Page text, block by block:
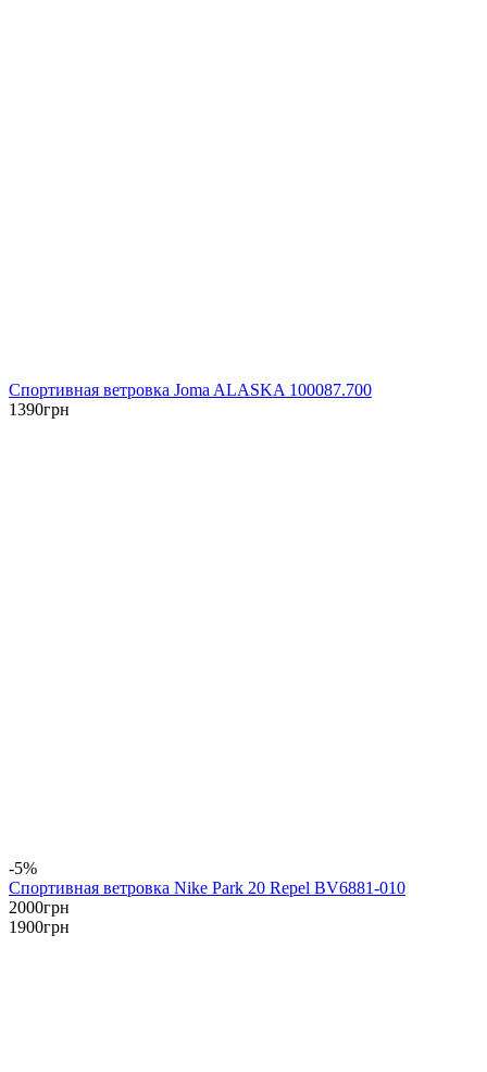
Спортивная ветровка Joma ALASKA 100087.700
1390грн
-5%
Спортивная ветровка Nike Park 20 Repel BV6881-010
2000грн
1900грн